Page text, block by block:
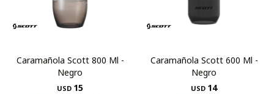
Caramañola Scott 800 Ml -
Negro
USD 15
Caramañola Scott 600 Ml -
Negro
USD 14